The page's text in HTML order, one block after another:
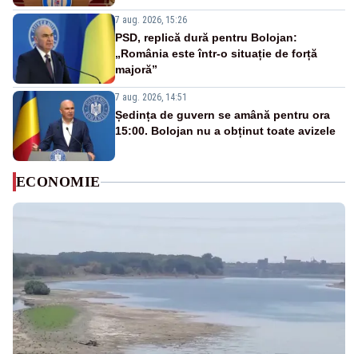
7 aug. 2026, 15:26
PSD, replică dură pentru Bolojan:
„România este într-o situație de forță
majoră”
7 aug. 2026, 14:51
Ședința de guvern se amână pentru ora
15:00. Bolojan nu a obținut toate avizele
ECONOMIE